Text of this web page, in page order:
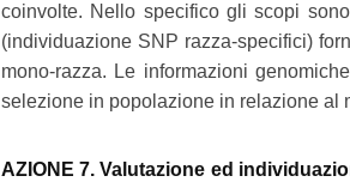
coinvolte. Nello specifico gli scopi
(individuazione SNP razza-specifici)
mono-razza. Le informazioni
selezione in popolazione in relazione al
AZIONE 7. Valutazione ed